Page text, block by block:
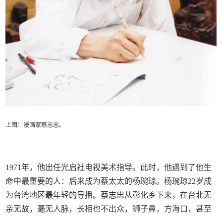
上图：漫画家蔡志忠。
1971年，他出任光启社电视美术指导。此时，他遇到了他生
命中最重要的人：后来成为蔡太太的杨琬琼。杨琬琼22岁成
为台湾地区最年轻的导播。蔡志忠从彰化乡下来，在台北无
亲无故，毫无人脉，长相也不出众，狮子鼻，方海口，甚至